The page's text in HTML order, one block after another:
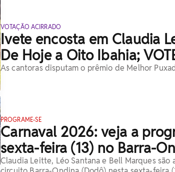
VOTAÇÃO ACIRRADO
Ivete encosta em Claudia
De Hoje a Oito Ibahia;
As cantoras disputam o prêmio de Melhor
PROGRAME-SE
Carnaval 2026: veja a
sexta-feira (13) no Barra-
Claudia Leitte, Léo Santana e Bell Marques são